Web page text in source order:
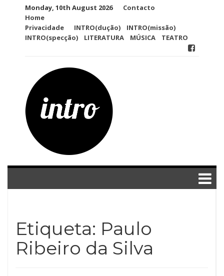
Monday, 10th August 2026
Contacto
Home
Privacidade
INTRO(dução)
INTRO(missão)
INTRO(specção)
LITERATURA MÚSICA TEATRO
Etiqueta: Paulo
Ribeiro da Silva